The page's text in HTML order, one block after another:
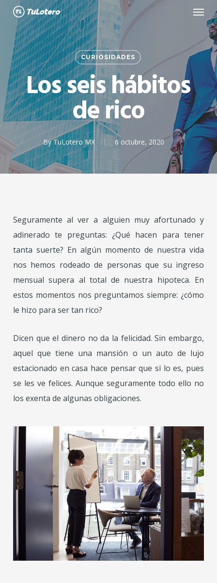
Skip
main
content
Menu
CURIOSIDADES
Los seis hábitos
de rico
By TuLotero MX 6 octubre, 2020
Seguramente al ver a alguien muy afortunado y
adinerado te preguntas: ¿Qué hacen para tener
tanta suerte? En algún momento de nuestra vida
nos hemos rodeado de personas que su ingreso
mensual supera al total de nuestra hipoteca. En
estos momentos nos preguntamos siempre: ¿cómo
le hizo para ser tan rico?
Dicen que el dinero no da la felicidad. Sin embargo,
aquel que tiene una mansión o un auto de lujo
estacionado en casa hace pensar que si lo es, pues
se les ve felices. Aunque seguramente todo ello no
los exenta de algunas obligaciones.